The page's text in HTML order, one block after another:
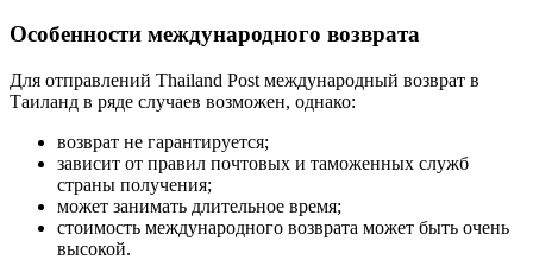
Особенности международного возврата
Для отправлений Thailand Post международный возврат в
Таиланд в ряде случаев возможен, однако:
возврат не гарантируется;
зависит от правил почтовых и таможенных служб
страны получения;
может занимать длительное время;
стоимость международного возврата может быть очень
высокой.